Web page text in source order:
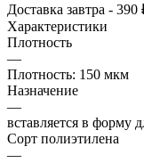
Доставка завтра - 390
Характеристики
Плотность
—
Плотность: 150 мкм
Назначение
—
вставляется в форму
Сорт полиэтилена
—